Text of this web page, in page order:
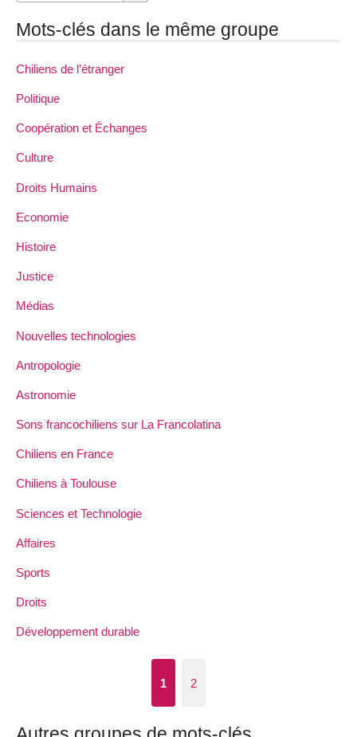
Mots-clés dans le même groupe
Chiliens de l’étranger
Politique
Coopération et Échanges
Culture
Droits Humains
Economie
Histoire
Justice
Médias
Nouvelles technologies
Antropologie
Astronomie
Sons francochiliens sur La Francolatina
Chiliens en France
Chiliens à Toulouse
Sciences et Technologie
Affaires
Sports
Droits
Développement durable
1 2